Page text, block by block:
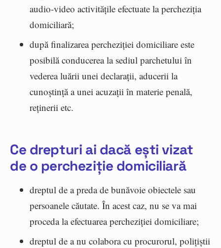
audio-video activitățile efectuate la percheziția
domiciliară;
după finalizarea percheziției domiciliare este
posibilă conducerea la sediul parchetului în
vederea luării unei declarații, aducerii la
cunoștință a unei acuzații în materie penală,
reținerii etc.
Ce drepturi ai dacă ești vizat
de o percheziție domiciliară
dreptul de a preda de bunăvoie obiectele sau
persoanele căutate. În acest caz, nu se va mai
proceda la efectuarea percheziției domiciliare;
dreptul de a nu colabora cu procurorul, polițiștii